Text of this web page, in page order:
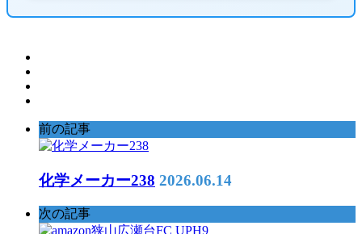
前の記事
化学メーカー238 2026.06.14
次の記事